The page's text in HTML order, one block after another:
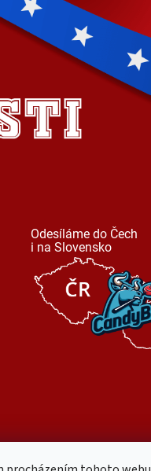
Odesíláme do Čech
i na Slovensko